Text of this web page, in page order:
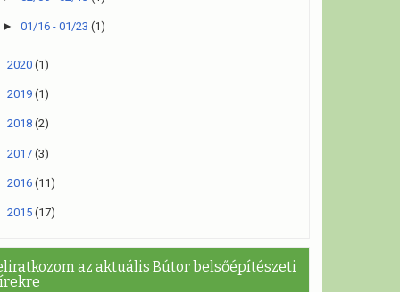
►01/16 - 01/23(1)
2020 (1)
2019 (1)
2018 (2)
2017 (3)
2016 (11)
2015 (17)
az aktuális Bútor belsőépítészeti